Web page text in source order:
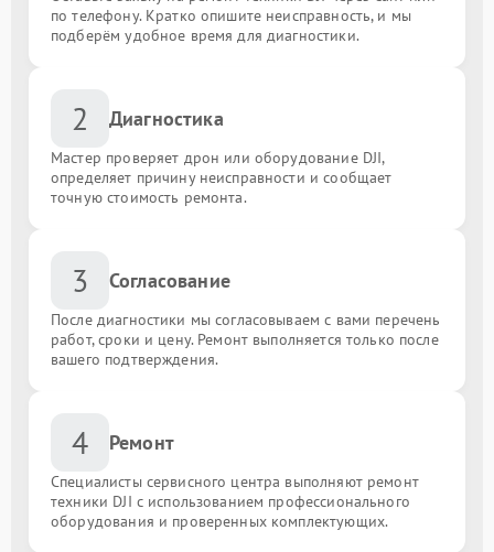
по телефону. Кратко опишите неисправность, и мы
подберём удобное время для диагностики.
2 Диагностика
Мастер проверяет дрон или оборудование DJI,
определяет причину неисправности и сообщает
точную стоимость ремонта.
3 Согласование
После диагностики мы согласовываем с вами перечень
работ, сроки и цену. Ремонт выполняется только после
вашего подтверждения.
4 Ремонт
Специалисты сервисного центра выполняют ремонт
техники DJI с использованием профессионального
оборудования и проверенных комплектующих.